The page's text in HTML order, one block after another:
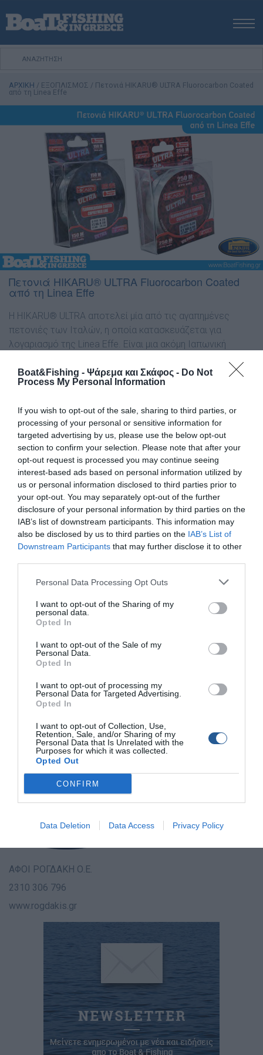
Boat&Fishing - Ψάρεμα και Σκάφος - Do Not
Process My Personal Information
If you wish to opt-out of the sale, sharing to third parties, or
processing of your personal or sensitive information for
targeted advertising by us, please use the below opt-out
section to confirm your selection. Please note that after your
opt-out request is processed you may continue seeing
interest-based ads based on personal information utilized by
us or personal information disclosed to third parties prior to
your opt-out. You may separately opt-out of the further
disclosure of your personal information by third parties on the
IAB’s list of downstream participants. This information may
also be disclosed by us to third parties on the IAB’s List of
Downstream Participants that may further disclose it to other
Personal Data Processing Opt Outs
I want to opt-out of the Sharing of my
personal data.
Opted In
I want to opt-out of the Sale of my
Personal Data.
Opted In
I want to opt-out of processing my
Personal Data for Targeted Advertising.
Opted In
I want to opt-out of Collection, Use,
Retention, Sale, and/or Sharing of my
Personal Data that Is Unrelated with the
Purposes for which it was collected.
Opted Out
CONFIRM
Data Deletion Data Access Privacy Policy
ΑΡΧΙΚΗ
ΕΚΔΟΣΕΙΣ
ΨΑΡΕΜΑ ΑΠΟ ΑΚΤΗ
ΨΑΡΕΜΑ ΑΠΟ ΣΚΑΦΟΣ
ΨΑΡΟΤΟΥΦΕΚΟ
ΘΕΣΣΑΛΟΝΙΚΗ BOAT & FISHING SHOW 2025
BOAT & FISHING SHOW 2025
ΑΡΧΙΚΗ / ΕΞΟΠΛΙΣΜΟΣ / Πετονιά HIKARU® ULTRA Fluorocarbon Coated
από τη Linea Effe
Πετονιά HIKARU® ULTRA Fluorocarbon Coated
από τη Linea Effe
H HIKARU® ULTRA αποτελεί μία από τις αγαπημένες
πετονιές των Ιταλών, η οποία κατασκευάζεται για
λογαριασμό της Linea Effe. Είναι μια ακόμη Ιαπωνική
ή σε 250 μέτρα. Διακρίνεται για τις εξαιρετικές αντοχές
της σε σχέση με τη διάμετρο της. Επιπρόσθετα, η χαµηλή
και η οικονοµική της τιµή, την κατατάσσουν σε µία από τις
καλύτερες πετονιές στην κατηγορία της.
Έτσι, έχουµε τη δυνατότητα να αποκτήσουµε µια πετονιά
εξαιρετική σαν παράµαλλο για αρκετές τεχνικές, µε
ιδιαίτερη αντοχή στους κόµπους και κατά την τριβή, σε
µια οικονοµική τιµή. Επίσης, ο τρόπος και τα υλικά
κατασκευής της (επικάλυψη από fluorocarbon), δίνει
καλύτερο συντελεστή διάθλασης του φωτός μέσα στο
νερό (λιγότερο ορατή). Μια πετονιά κατάλληλη για κάθε
τεχνική ψαρέµατος, τόσο από τη στεριά, όσο και από τη
βάρκα.
διαµέτρους από 0,14 έως και 0,50 mm.
ΑΦΟΙ ΡΟΓΔΑΚΗ Ο.Ε.
2310 306 796
www.rogdakis.gr